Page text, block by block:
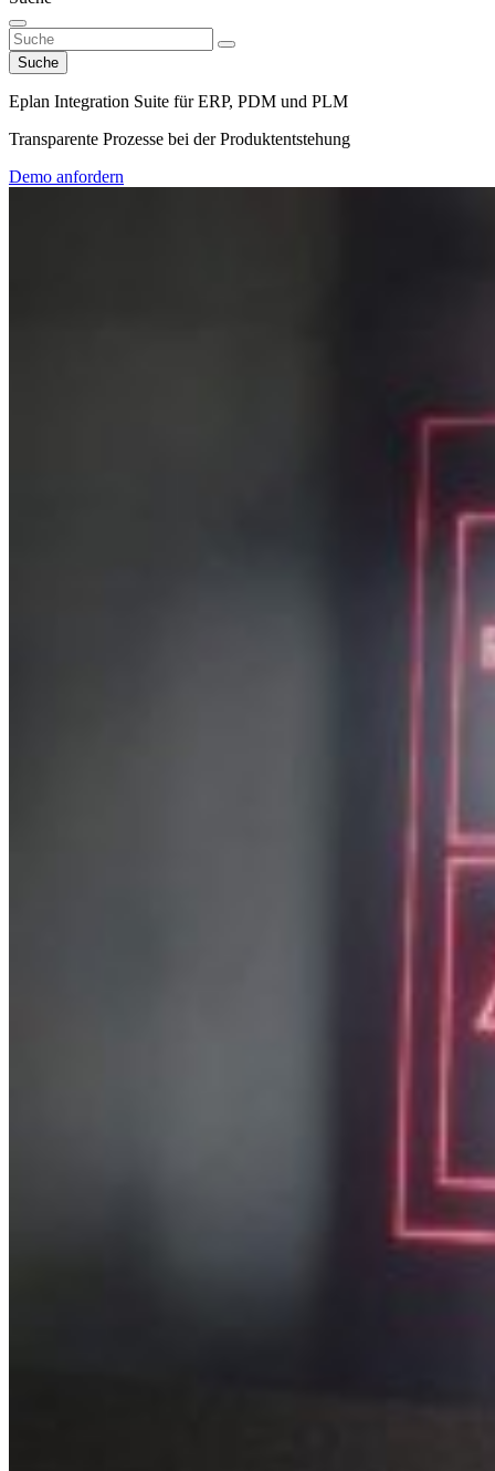
Suche
Eplan Integration Suite für ERP, PDM und PLM
Transparente Prozesse bei der Produktentstehung
Demo anfordern